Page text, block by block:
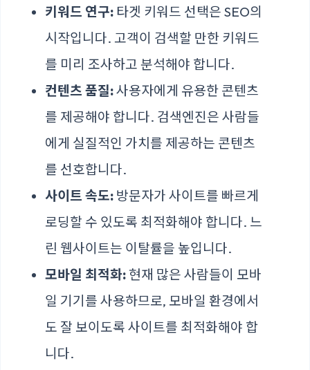
키워드 연구: 타겟 키워드 선택은 SEO의
시작입니다. 고객이 검색할 만한 키워드
를 미리 조사하고 분석해야 합니다.
컨텐츠 품질:사용자에게 유용한 콘텐츠
를 제공해야 합니다. 검색엔진은 사람들
에게 실질적인 가치를 제공하는 콘텐츠
를 선호합니다.
사이트 속도: 방문자가 사이트를 빠르게
로딩할 수 있도록 최적화해야 합니다. 느
린 웹사이트는 이탈률을 높입니다.
모바일 최적화:현재 많은 사람들이 모바
일 기기를 사용하므로, 모바일 환경에서
도 잘 보이도록 사이트를 최적화해야 합
니다.